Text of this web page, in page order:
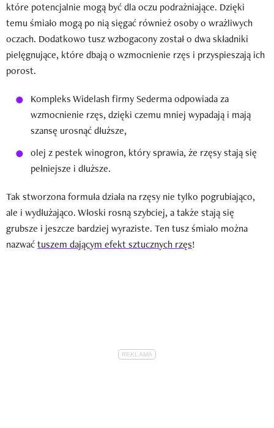
które potencjalnie mogą być dla oczu podrażniające. Dzięki
temu śmiało mogą po nią sięgać również osoby o wrażliwych
oczach. Dodatkowo tusz wzbogacony został o dwa składniki
pielęgnujące, które dbają o wzmocnienie rzęs i przyspieszają ich
porost.
Kompleks Widelash firmy Sederma odpowiada za
wzmocnienie rzęs, dzięki czemu mniej wypadają i mają
szansę urosnąć dłuższe,
olej z pestek winogron, który sprawia, że rzęsy stają się
pełniejsze i dłuższe.
Tak stworzona formuła działa na rzęsy nie tylko pogrubiająco,
ale i wydłużająco. Włoski rosną szybciej, a także stają się
grubsze i jeszcze bardziej wyraziste. Ten tusz śmiało można
nazwaćtuszem dającym efekt sztucznych rzęs!